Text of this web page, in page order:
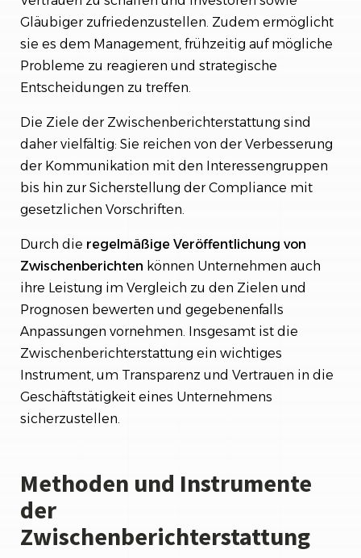
Gläubiger zufriedenzustellen. Zudem ermöglicht
sie es dem Management, frühzeitig auf mögliche
Probleme zu reagieren und strategische
Entscheidungen zu treffen.
Die Ziele der Zwischenberichterstattung sind
daher vielfältig: Sie reichen von der Verbesserung
der Kommunikation mit den Interessengruppen
bis hin zur Sicherstellung der Compliance mit
gesetzlichen Vorschriften.
Durch die regelmäßige Veröffentlichung von
Zwischenberichten können Unternehmen auch
ihre Leistung im Vergleich zu den Zielen und
Prognosen bewerten und gegebenenfalls
Anpassungen vornehmen. Insgesamt ist die
Zwischenberichterstattung ein wichtiges
Instrument, um Transparenz und Vertrauen in die
Geschäftstätigkeit eines Unternehmens
sicherzustellen.
Methoden und Instrumente
der
Zwischenberichterstattung